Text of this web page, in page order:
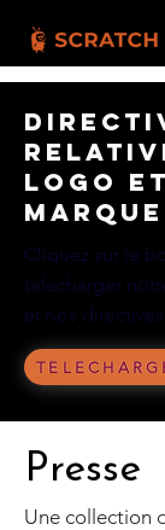
logo
marque
Cliquez sur le
télécharger
et nos
Presse
Une collection